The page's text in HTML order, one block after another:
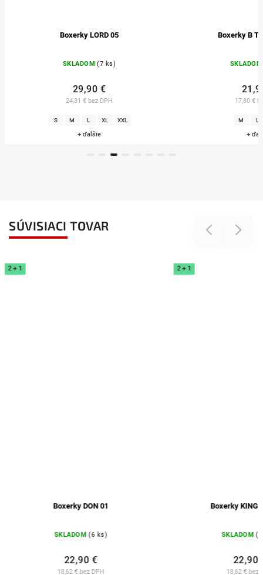
Boxerky B TOMI BOX 05
SKLADOM (11 ks)
17,80 € bez DPH
21,90 €
M L XXL
+ ďalšie
Boxerky
18,62 €
+
SÚVISIACI TOVAR Previous
2 + 1
Boxerky KING ROLO 01
SKLADOM (13 ks)
18,62 € bez DPH
22,90 €
Čierne tričko s krátkym
36,50 €
Next